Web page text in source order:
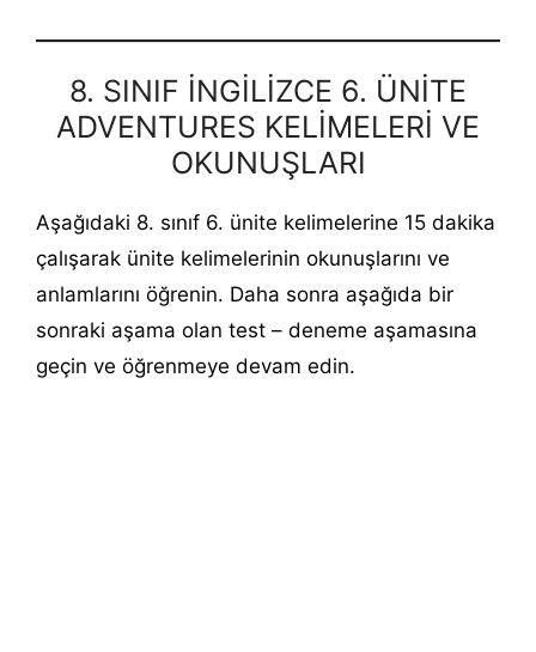
8. SINIF İNGİLİZCE 6. ÜNİTE
ADVENTURES KELİMELERİ VE
OKUNUŞLARI
Aşağıdaki 8. sınıf 6. ünite kelimelerine 15 dakika
çalışarak ünite kelimelerinin okunuşlarını ve
anlamlarını öğrenin. Daha sonra aşağıda bir
sonraki aşama olan test – deneme aşamasına
geçin ve öğrenmeye devam edin.